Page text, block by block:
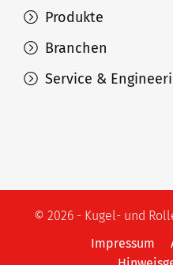
Produkte
Branchen
Service &
© 2026 - Kugel- und
Impressum